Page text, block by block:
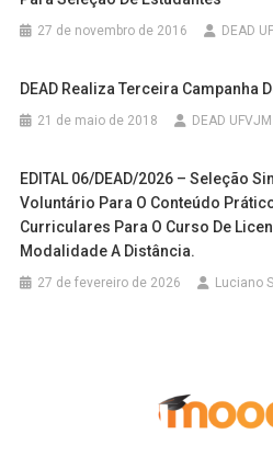
27 de novembro de 2016 DEAD
DEAD Realiza Terceira Campanha
21 de maio de 2018 DEAD UFVJM
EDITAL 06/DEAD/2026 – Seleção
Voluntário Para O Conteúdo
Curriculares Para O Curso De
Modalidade A Distância.
27 de fevereiro de 2026 Luciano